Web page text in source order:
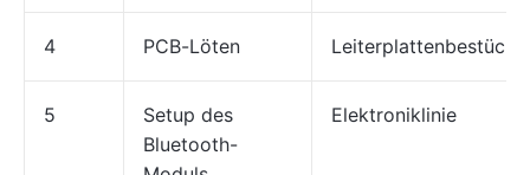
4 PCB-Löten
5
Setup des
Bluetooth-
Elektroniklinie